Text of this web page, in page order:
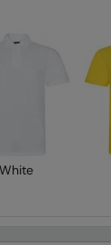
White